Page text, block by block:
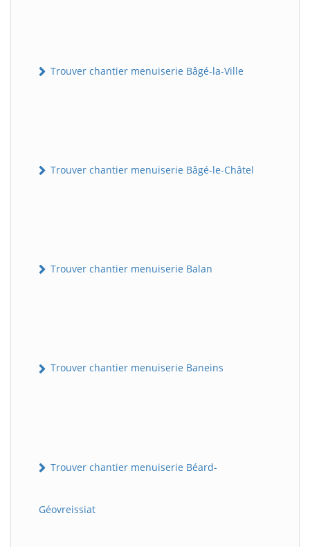
Trouver chantier menuiserie Bâgé-la-Ville
Trouver chantier menuiserie Bâgé-le-Châtel
Trouver chantier menuiserie Balan
Trouver chantier menuiserie Baneins
Trouver chantier menuiserie Béard-
Géovreissiat